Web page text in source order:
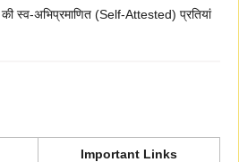
स्व-अभिप्रमाणित (Self-Attested) प्रतियां
Important Links